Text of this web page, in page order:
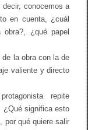
conocemos a
en cuenta, ¿cuál
¿qué papel
la obra con la de
valiente y directo
repite
¿Qué significa esto
por qué quiere salir